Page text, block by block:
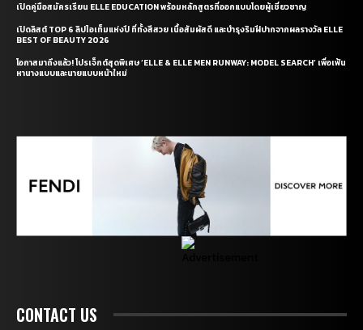
เปิดคู่มือสมัครเรียน ELLE EDUCATION พร้อมหลักสูตรที่ออกแบบโดยผู้เชี่ยวชาญ
เปิดลิสต์ TOP 6 ลิปไอเท็มแห่งปี ที่ทั้งสีสวย เนื้อสัมผัสดี และบำรุงริมฝีปากจากผลรางวัล ELLE
BEST OF BEAUTY 2026
โอกาสมาถึงแล้ว! โปรเจ็กต์สุดพิเศษ ‘ELLE & ELLE MEN RUNWAY: MODEL SEARCH’ เพื่อเฟ้น
หานางแบบและนายแบบหน้าใหม่
CONTACT US